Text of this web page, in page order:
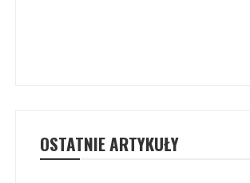
OSTATNIE ARTYKUŁY